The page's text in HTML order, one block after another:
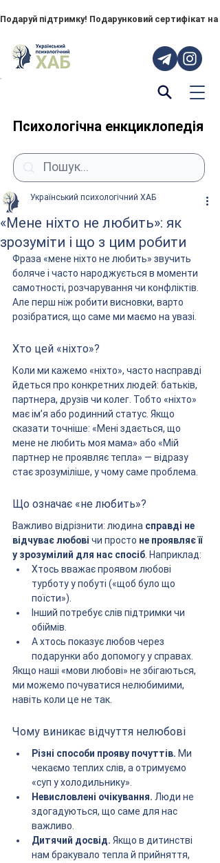
Подаруй підтримку! Подарунковий сертифікат
Психологічна енкциклопедія
«Мене ніхто не любить»: як
зрозуміти і що з цим робити
Український психологічний ХАБ
Фраза «мене ніхто не любить» звучить
боляче і часто народжується в моменти
самотності, розчарування чи конфліктів.
Але перш ніж робити висновки, варто
розібратися, що саме ми маємо на увазі.
Хто цей «ніхто»?
Коли ми кажемо «ніхто», часто насправді
йдеться про конкретних людей: батьків,
партнера, друзів чи колег. Тобто «ніхто»
має ім’я або родинний статус. Якщо
сказати точніше: «Мені здається, що
мене не любить моя мама» або «Мій
партнер не проявляє тепла» — відразу
стає зрозуміліше, у чому саме проблема.
Що означає «не любить»?
Важливо відрізнити: людина справді не
відчуває любові чи просто не проявляє її
у зрозумілий для нас спосіб . Наприклад:
Хтось вважає проявом любові
турботу у побуті («щоб було що
поїсти»).
Інший потребує слів підтримки чи
обіймів.
А хтось показує любов через
подарунки або допомогу у справах.
Якщо наші «мови любові» не збігаються,
ми можемо почуватися нелюбимими,
навіть коли це не так.
Чому виникає відчуття нелюбові
Різні способи прояву почуттів. Ми
чекаємо теплих слів, а отримуємо
«суп у холодильнику».
Невисловлені очікування. Люди не
здогадуються, що саме для нас
важливо.
Дитячий досвід. Якщо в дитинстві
нам бракувало тепла й прийняття,